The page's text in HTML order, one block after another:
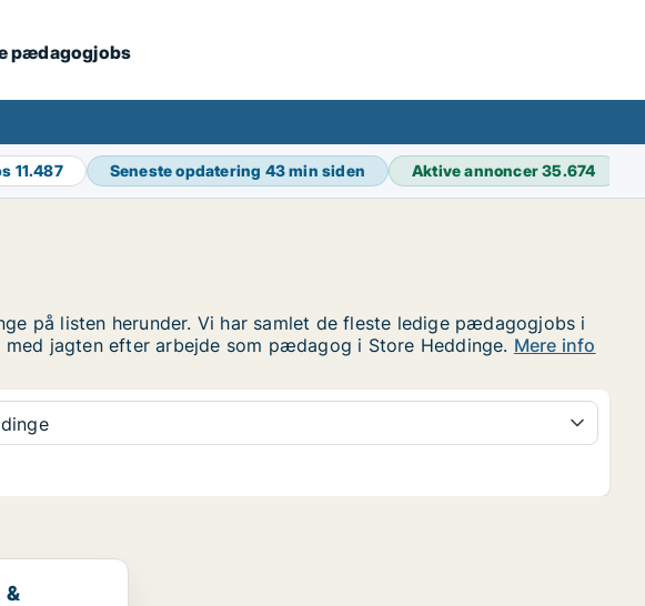
pædagogjobs
11.487 Seneste opdatering 43 min siden Aktive annoncer35.674
på listen herunder. Vi har samlet de fleste ledige pædagogjobs i
jagten efter arbejde som pædagog i Store Heddinge. Mere info
&